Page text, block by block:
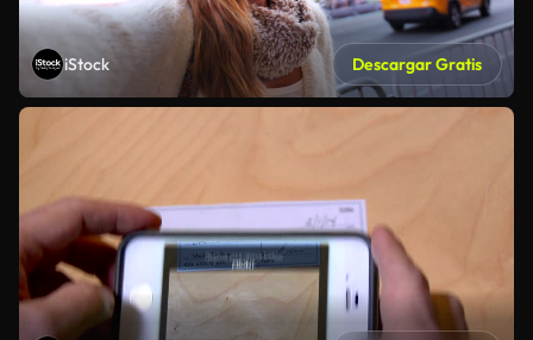
iStock Descargar Gratis